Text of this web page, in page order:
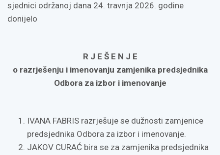
sjednici održanoj dana 24. travnja 2026. godine
donijelo
R J E Š E N J E
o razrješenju i imenovanju zamjenika predsjednika
Odbora za izbor i imenovanje
IVANA FABRIS razrješuje se dužnosti zamjenice
predsjednika Odbora za izbor i imenovanje.
JAKOV CURAĆ bira se za zamjenika predsjednika